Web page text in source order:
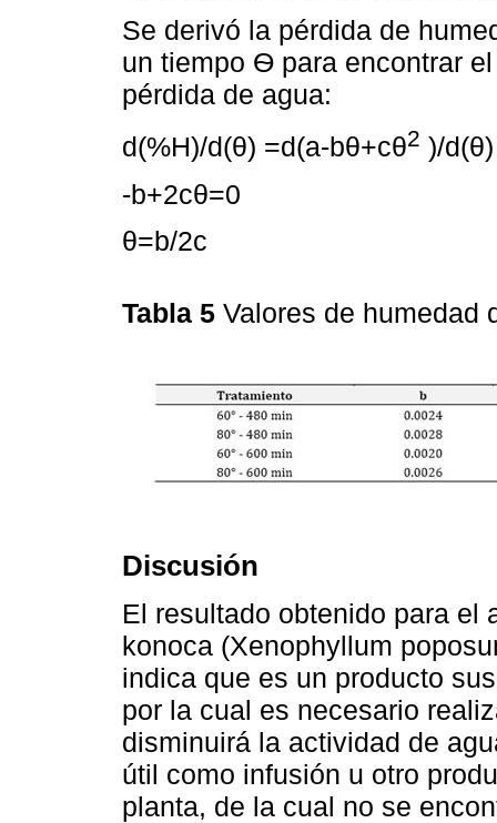
Se derivó la pérdida de
un tiempo Ѳ para encontrar
pérdida de agua:
d(%H)/d(θ) =d(a-bθ+cθ2 )/
-b+2cθ=0
θ=b/2c
Tabla 5 Valores de humedad
Discusión
El resultado obtenido para el
konoca (Xenophyllum
indica que es un producto
por la cual es necesario
disminuirá la actividad de
útil como infusión u otro
planta, de la cual no se